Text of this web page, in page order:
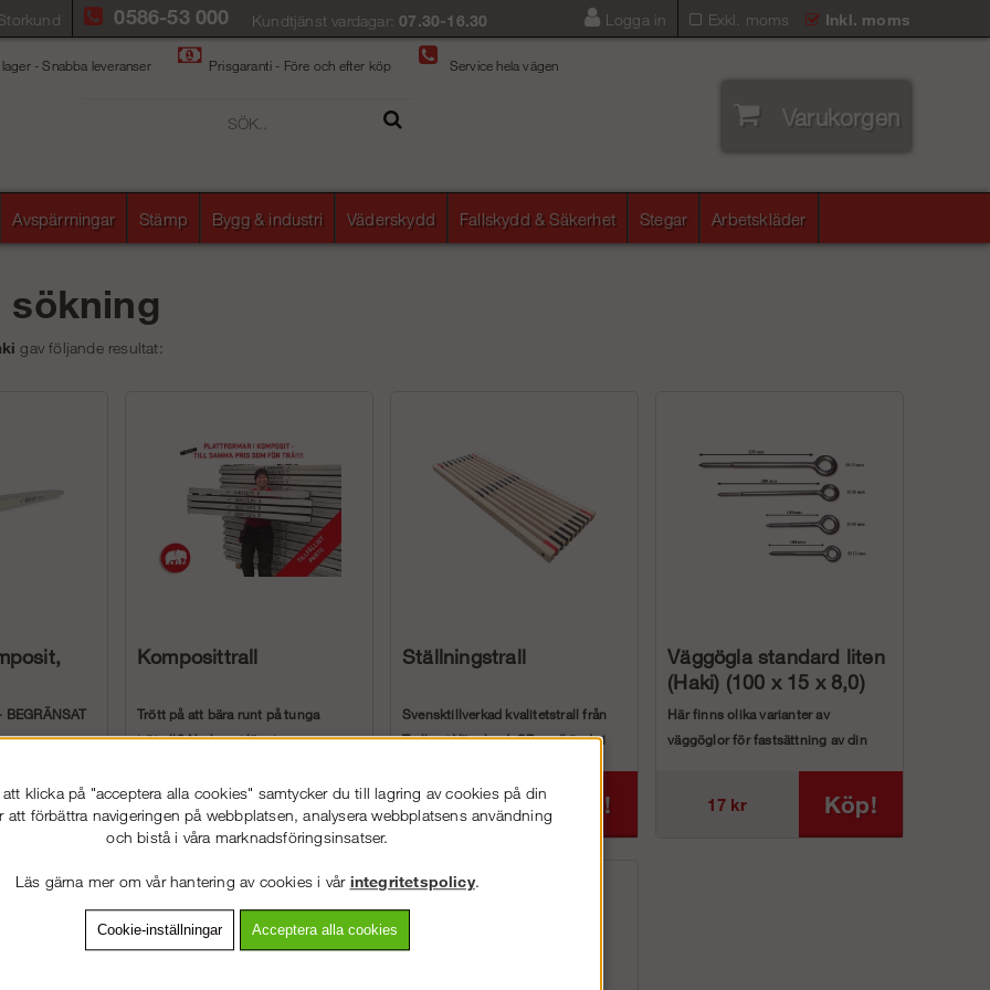
Exkl. moms Inkl. moms
0586-53 000 Kundtjänst vardagar:07.30-16.30 Logga in
- Snabba leveranser Prisgaranti - Före och efter köp Service hela vägen
Varukorgen
Avspärrningar Stämp Bygg & industri Väderskydd Fallskydd & Säkerhet Stegar Arbetskläder
sökning
gav följande resultat:
BEGRÄNSAT
som ärKöp!
Komposittrall
Trött på att bära runt på tunga
trätrall? Nu har vi lösningen
736 kr
(1 231 kr) Köp!
Ställningstrall
Svensktillverkad kvalitetstrall från
Trallen i Värmland. SP godkända i
fr. 486 kr Köp!
Väggögla standard liten
(Haki) (100 x 15 x 8,0)
Här finns olika varianter av
väggöglor för fastsättning av din
17 kr Köp!
klicka på "acceptera alla cookies" samtycker du till lagring av cookies på din
att förbättra navigeringen på webbplatsen, analysera webbplatsens användning
och bistå i våra marknadsföringsinsatser.
Läs gärna mer om vår hantering av cookies i vår integritetspolicy.
Cookie-inställningar Acceptera alla cookies
VÄLKOMMEN TILLSTÄLLNING.SE
VÄNLIGEN VÄLJ PRIVAT ELLER FÖRETAG NEDAN.